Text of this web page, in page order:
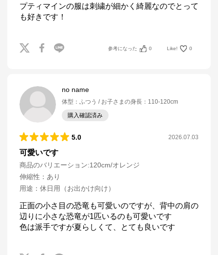
プティマインの服は刺繍が細かく綺麗なのでとって
も好きです！
参考になった 0 Like! 0
no name
体型 ： ふつう お子さまの身長 ： 110-120cm
購入確認済み
5.0 2026.07.03
可愛いです
商品のバリエーション:120cm/オレンジ
伸縮性 ： あり
用途 ： 休日用（お出かけ向け）
正面の小さ目の恐竜も可愛いのですが、背中の肩の
辺りに小さな恐竜が1匹いるのも可愛いです